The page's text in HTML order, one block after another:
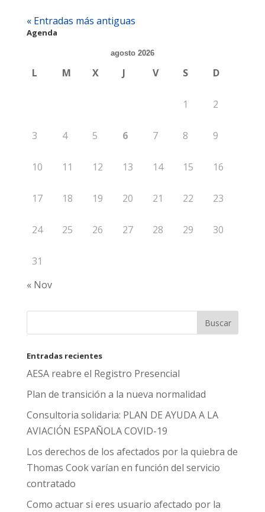
« Entradas más antiguas
Agenda
agosto 2026
L M X J V S D
1 2
3 4 5 6 7 8 9
10 11 12 13 14 15 16
17 18 19 20 21 22 23
24 25 26 27 28 29 30
31
« Nov
Entradas recientes
AESA reabre el Registro Presencial
Plan de transición a la nueva normalidad
Consultoria solidaria: PLAN DE AYUDA A LA
AVIACIÓN ESPAÑOLA COVID-19
Los derechos de los afectados por la quiebra de
Thomas Cook varían en función del servicio
contratado
Como actuar si eres usuario afectado por la